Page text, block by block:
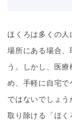
ほくろは多くの
場所にある場合、
う。しかし、医
め、手軽に自宅
ではないでしょ
取り除ける「ほく